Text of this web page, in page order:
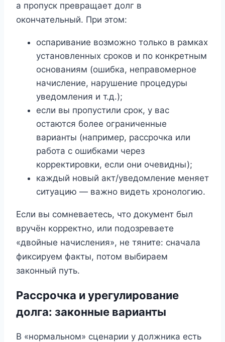
а пропуск превращает долг в
окончательный. При этом:
оспаривание возможно только в рамках
установленных сроков и по конкретным
основаниям (ошибка, неправомерное
начисление, нарушение процедуры
уведомления и т.д.);
если вы пропустили срок, у вас
остаются более ограниченные
варианты (например, рассрочка или
работа с ошибками через
корректировки, если они очевидны);
каждый новый акт/уведомление меняет
ситуацию — важно видеть хронологию.
Если вы сомневаетесь, что документ был
вручён корректно, или подозреваете
«двойные начисления», не тяните: сначала
фиксируем факты, потом выбираем
законный путь.
Рассрочка и урегулирование
долга: законные варианты
В «нормальном» сценарии у должника есть